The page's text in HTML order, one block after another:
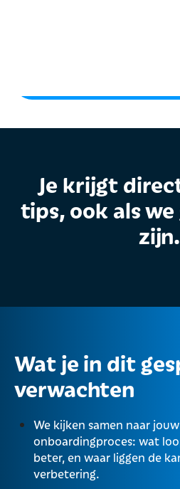
Je krijgt
tips, ook als
zijn.
Wat je in dit
verwachten
We kijken samen naar
onboardingproces: wat
beter, en waar liggen de
verbetering.